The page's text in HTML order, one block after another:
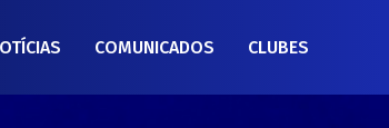
COMUNICADOS CLUBES